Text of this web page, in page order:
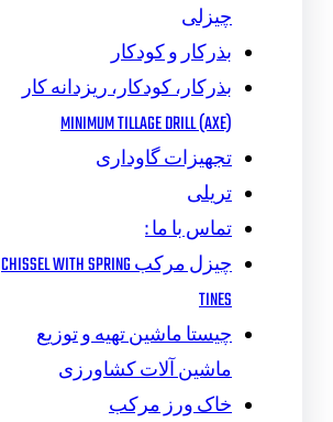
چیزلی
بذرکار و کودکار
بذرکار، کودکار، ریزدانه کار
MINIMUM TILLAGE DRILL (AXE)
تجهیزات گاوداری
تریلی
تماس با ما :
چیزل مرکب CHISSEL WITH SPRING
TINES
چیستا ماشین تهیه و توزیع
ماشین آلات کشاورزی
خاک ورز مرکب